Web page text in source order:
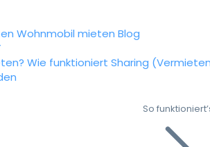
Wohnmobil mieten Blog
Wie funktioniert Sharing
So